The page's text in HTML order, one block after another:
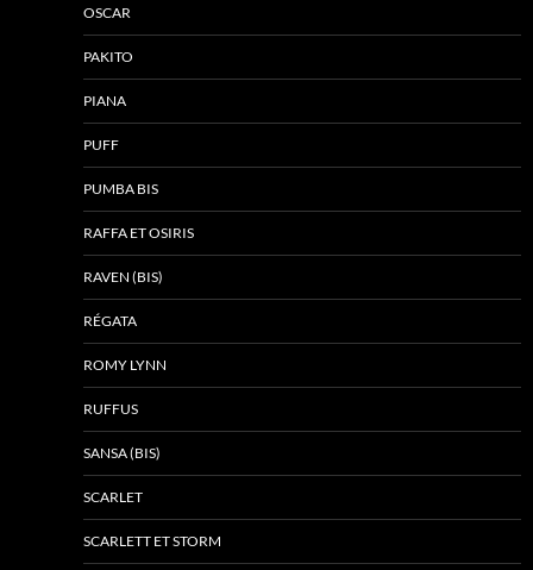
OSCAR
PAKITO
PIANA
PUFF
PUMBA BIS
RAFFA ET OSIRIS
RAVEN (BIS)
RÉGATA
ROMY LYNN
RUFFUS
SANSA (BIS)
SCARLET
SCARLETT ET STORM